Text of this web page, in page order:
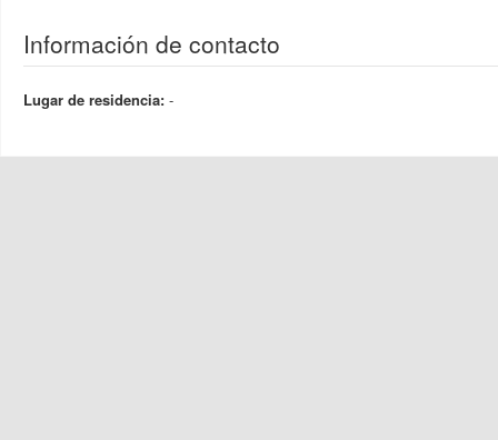
Información de contacto
Lugar de residencia: -